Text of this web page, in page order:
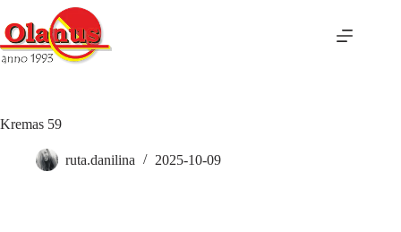
Kremas 59
ruta.danilina 2025-10-09